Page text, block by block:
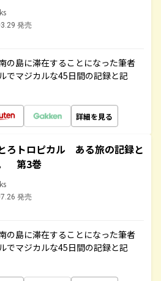
発売
の島に滞在することになった筆者
でマジカルな45日間の記録と記
詳細を見る
ろトロピカル ある旅の記録と
第3巻
発売
の島に滞在することになった筆者
でマジカルな45日間の記録と記